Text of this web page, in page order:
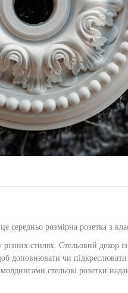
середньо розмірна розетка з
стилях. Стельовий декор
доповнювати чи
стельові розетки